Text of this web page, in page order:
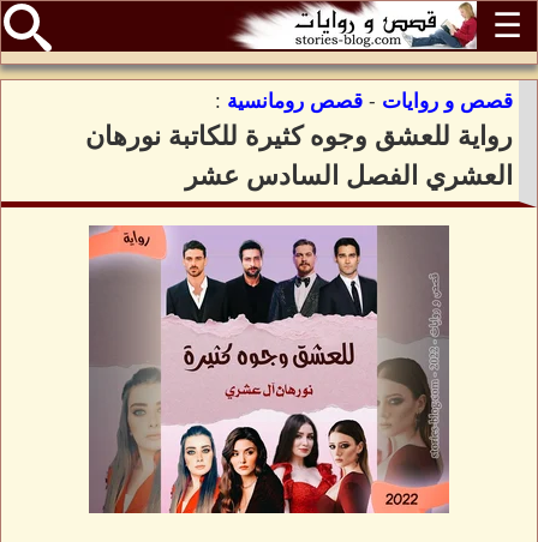
☰
قصص و روايات - قصص رومانسية :
رواية للعشق وجوه كثيرة للكاتبة نورهان
العشري الفصل السادس عشر